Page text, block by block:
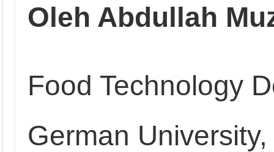
Oleh Abdullah
Food Technology
German